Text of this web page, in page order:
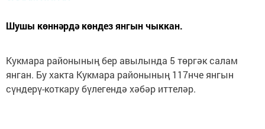
Шушы көннәрдә көндез янгын чыккан.
Кукмара районының бер авылында 5 төргәк салам
янган. Бу хакта Кукмара районының 117нче янгын
сүндерү-коткару бүлегендә хәбәр иттеләр.